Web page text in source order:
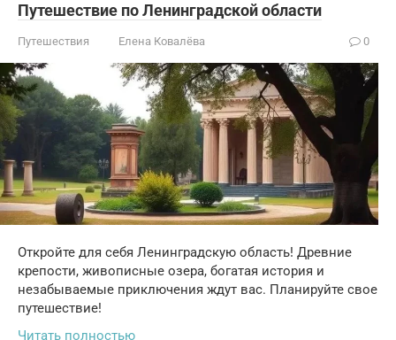
Путешествие по Ленинградской области
Путешествия Елена Ковалёва 0
Откройте для себя Ленинградскую область! Древние
крепости, живописные озера, богатая история и
незабываемые приключения ждут вас. Планируйте свое
путешествие!
Читать полностью